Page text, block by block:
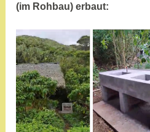
(im Rohbau) erbaut: